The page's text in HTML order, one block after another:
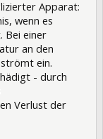
Apparat:
wenn es
Bei einer
an den
ein.
- durch
Verlust der